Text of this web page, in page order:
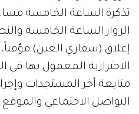
تذكرة الساعة الخامسة
الزوار الساعة الخامسة
إغلاق (سفاري العين)
الاحترازية المعمول بها في
متابعة أخر المستجدات
التواصل الاجتماعي والموقع